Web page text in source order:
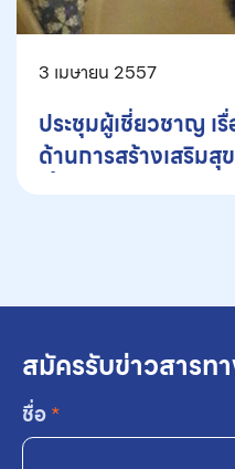
3 เมษายน 2557
ประชุมผู้เชี่ยวชาญ เ
ด้านการสร้างเสริม
สมัครรับข่าวสารท
ชื่อ*